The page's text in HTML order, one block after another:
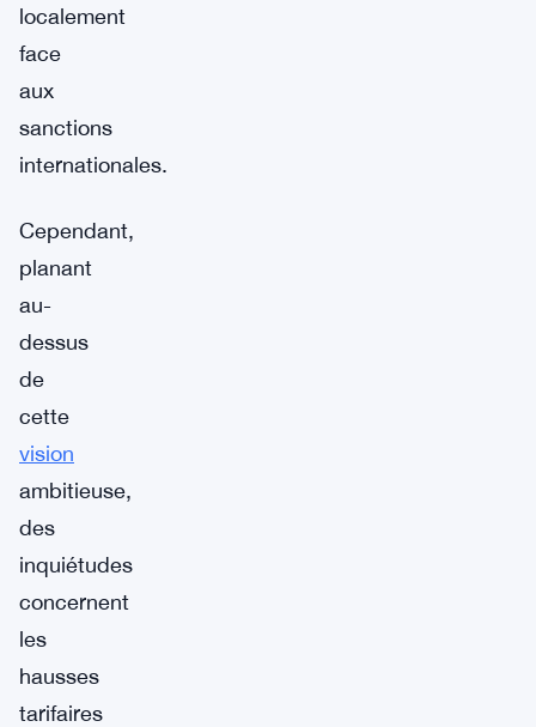
localement
face
aux
sanctions
internationales.
Cependant,
planant
au-
dessus
de
cette
vision
ambitieuse,
des
inquiétudes
concernent
les
hausses
tarifaires